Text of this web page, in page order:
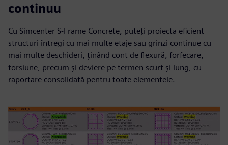
continuu
Cu Simcenter S-Frame Concrete, puteți proiecta eficient
structuri întregi cu mai multe etaje sau grinzi continue cu
mai multe deschideri, ținând cont de flexură, forfecare,
torsiune, precum și deviere pe termen scurt și lung, cu
raportare consolidată pentru toate elementele.